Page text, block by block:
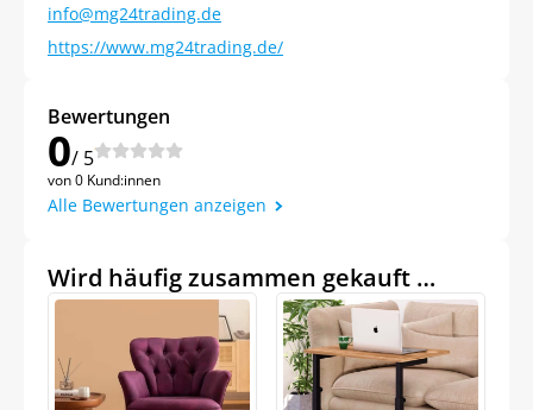
info@mg24trading.de
https://www.mg24trading.de/
Bewertungen
0/ 5
von 0 Kund:innen
Alle Bewertungen anzeigen
Wird häufig zusammen gekauft …
Jetzt5% Rabatt